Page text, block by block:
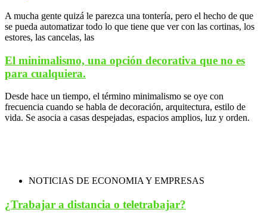
A mucha gente quizá le parezca una tontería, pero el hecho de que
se pueda automatizar todo lo que tiene que ver con las cortinas, los
estores, las cancelas, las
El minimalismo, una opción decorativa que no es
para cualquiera.
Desde hace un tiempo, el término minimalismo se oye con
frecuencia cuando se habla de decoración, arquitectura, estilo de
vida. Se asocia a casas despejadas, espacios amplios, luz y orden.
NOTICIAS DE ECONOMIA Y EMPRESAS
¿Trabajar a distancia o teletrabajar?